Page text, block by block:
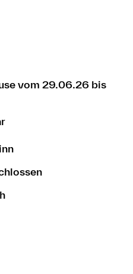
vom 29.06.26 bis